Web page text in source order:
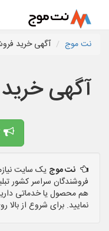
نت موج آگهی خرید
آگهی
نت موج یک سایت
فروشندگان سراسر کشور
هم محصول یا خدماتی
نمایید. برای شروع از